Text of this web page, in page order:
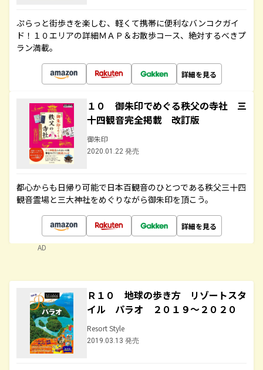
ぷらっと街歩きを楽しむ、軽くて携帯に便利なバンコクガイ
ド！１０エリアの詳細ＭＡＰ＆お散歩コース、絶対するべきプ
ラン満載。
詳細を見る
１０ 御朱印でめぐる秩父の寺社 三
十四観音完全掲載 改訂版
御朱印
2020.01.22 発売
都心からも日帰り可能で日本百観音のひとつである秩父三十四
観音霊場と三大神社をめぐりながら御朱印を頂こう。
詳細を見る
AD
Ｒ１０ 地球の歩き方 リゾートスタ
イル パラオ ２０１９～２０２０
Resort Style
2019.03.13 発売